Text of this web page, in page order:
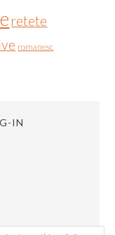
retete
romanesc
IN